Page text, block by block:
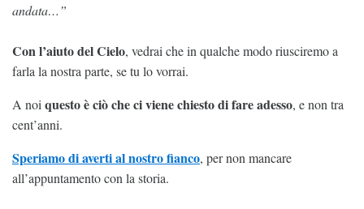
andata…”
Con l’aiuto del Cielo, vedrai che in qualche modo riusciremo a
farla la nostra parte, se tu lo vorrai.
A noi questo è ciò che ci viene chiesto di fare adesso, e non tra
cent’anni.
Speriamo di averti al nostro fianco, per non mancare
all’appuntamento con la storia.